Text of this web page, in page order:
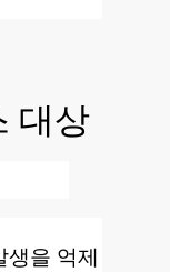
대상
을 억제